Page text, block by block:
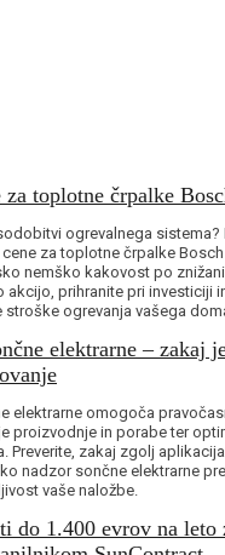
toplotne črpalke
ogrevalnega sistema?
za toplotne črpalke
nemško kakovost po
akcijo, prihranite pri investiciji
ogrevanja vašega
elektrarne – zakaj
elektrarne omogoča
proizvodnje in porabe ter
Preverite, zakaj zgolj
nadzor sončne elektrarne
vaše naložbe.
do 1.400 evrov na leto